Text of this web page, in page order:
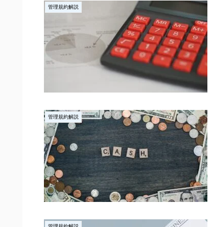
管理規約解説
管理規約解説